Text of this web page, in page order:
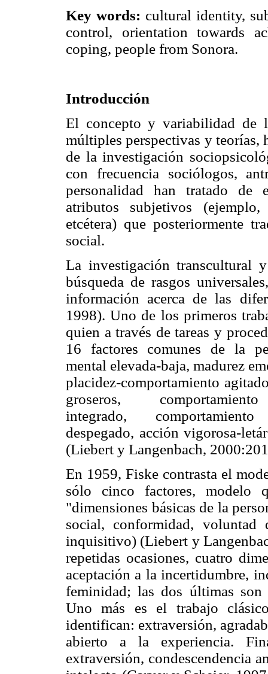
Key words: cultural identity,
control, orientation towards
coping, people from Sonora.
Introducción
El concepto y variabilidad de
múltiples perspectivas y teorías,
de la investigación
con frecuencia sociólogos,
personalidad han tratado de
atributos subjetivos (ejemplo,
etcétera) que posteriormente
social.
La investigación transcultural
búsqueda de rasgos
información acerca de las
1998). Uno de los primeros
quien a través de tareas y
16 factores comunes de la
mental elevada-baja, madurez
placidez-comportamiento
groseros,
integrado,
despegado, acción vigorosa-
(Liebert y Langenbach,
En 1959, Fiske contrasta el
sólo cinco factores, modelo
"dimensiones básicas de la
social, conformidad,
inquisitivo) (Liebert y
repetidas ocasiones, cuatro
aceptación a la incertidumbre,
feminidad; las dos últimas son
Uno más es el trabajo
identifican: extraversión,
abierto a la experiencia.
extraversión, condescendencia